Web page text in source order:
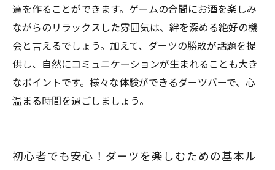
達を作ることができます。ゲームの合間にお酒を楽しみ
ながらのリラックスした雰囲気は、絆を深める絶好の機
会と言えるでしょう。加えて、ダーツの勝敗が話題を提
供し、自然にコミュニケーションが生まれることも大き
なポイントです。様々な体験ができるダーツバーで、心
温まる時間を過ごしましょう。
初心者でも安心！ダーツを楽しむための基本ル